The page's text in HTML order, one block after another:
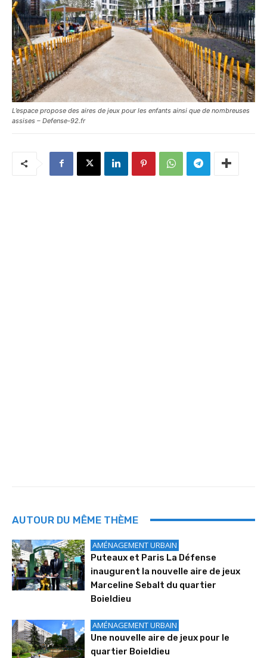
L’espace propose des aires de jeux pour les enfants ainsi que de nombreuses
assises – Defense-92.fr
AUTOUR DU MÊME THÈME
AMÉNAGEMENT URBAIN
Puteaux et Paris La Défense
inaugurent la nouvelle aire de jeux
Marceline Sebalt du quartier
Boieldieu
AMÉNAGEMENT URBAIN
Une nouvelle aire de jeux pour le
quartier Boieldieu